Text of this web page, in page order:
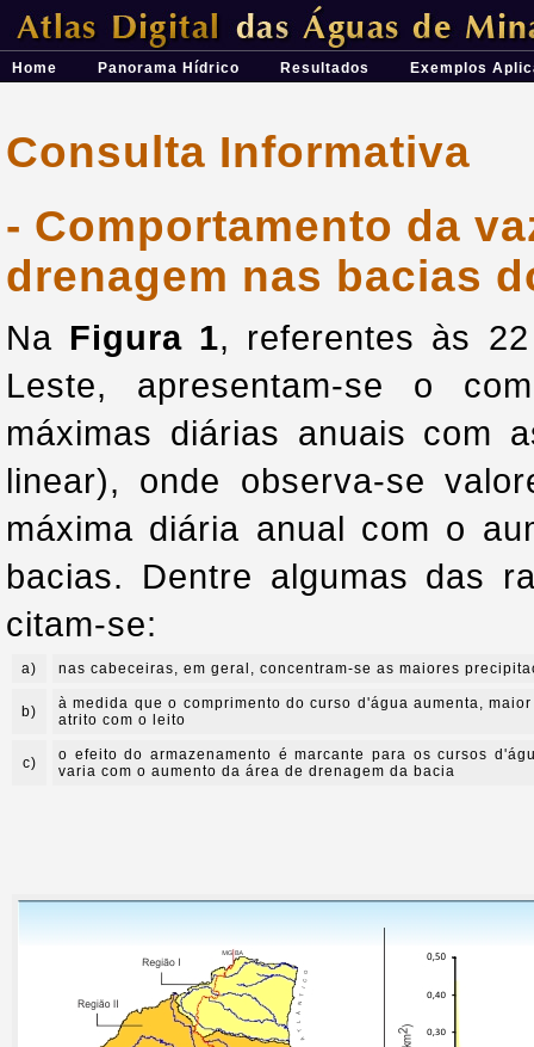
Átlas Digital das Águas de Minas - Uma ferramenta para o
Home Panorama Hídrico Resultados Exemplos
Consulta Informativa
- Comportamento da
drenagem nas bacias
Na Figura 1, referentes às
Leste, apresentam-se o
máximas diárias anuais com
linear), onde observa-se
máxima diária anual com o
bacias. Dentre algumas das
citam-se:
a) nas cabeceiras, em geral, concentram-se as maiores
b)
à medida que o comprimento do curso d'água aumenta,
atrito com o leito
c)
o efeito do armazenamento é marcante para os cursos
varia com o aumento da área de drenagem da bacia